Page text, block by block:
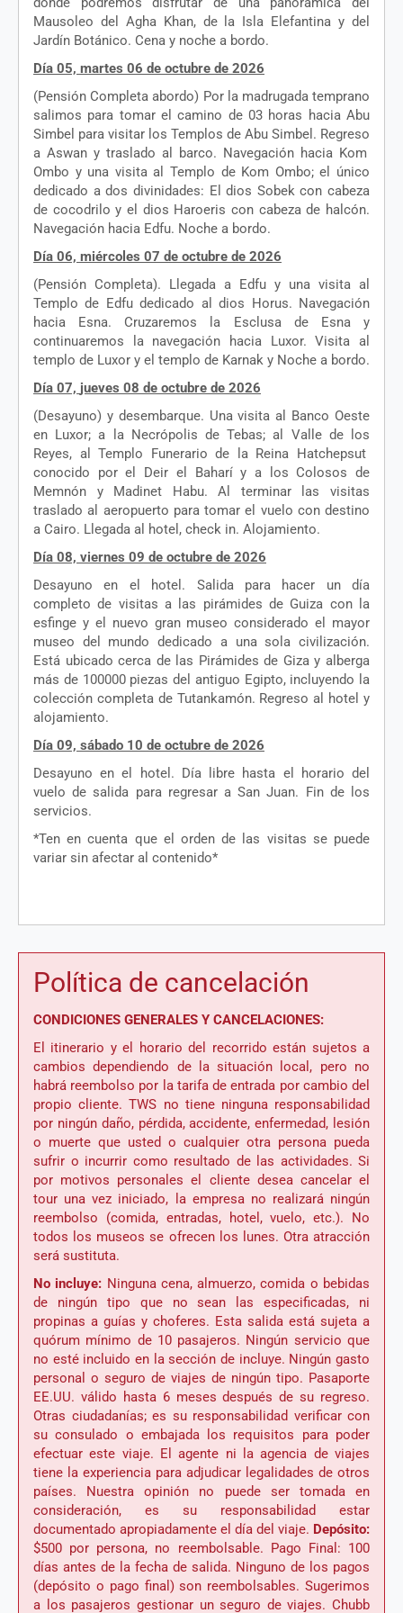
Mausoleo del Agha Khan, de la Isla Elefantina y del
Jardín Botánico. Cena y noche a bordo.
Día 05, martes 06 de octubre de 2026
(Pensión Completa abordo) Por la madrugada temprano
salimos para tomar el camino de 03 horas haciaAbu
Simbel para visitar los Templos de Abu Simbel. Regreso
a Aswan y traslado al barco. Navegación hacia Kom
Ombo y una visitaalTemplo de Kom Ombo;el
único
dedicado a dos divinidades: Eldios Sobek con cabeza
de cocodrilo yel dios Haroeris con cabeza de halcón.
Navegación hacia Edfu. Noche a bordo.
Día 06, miércoles 07 de octubre de 2026
(Pensión Completa). Llegada a Edfu y una visita al
Templo de Edfu dedicado aldios Horus. Navegación
hacia
Esna. Cruzaremos la Esclusade Esnay
continuaremos la navegación hacia Luxor.Visita al
templo de Luxor y el templo de Karnak y Noche a bordo.
Día 07, jueves 08 de octubre de 2026
(Desayuno) y desembarque. Unavisita al Banco Oeste
en Luxor; a la Necrópolis deTebas; al Valle de
los
Reyes, al Templo Funerario de la Reina Hatchepsut
conocido
por el Deir el Baharíy a los Colosos de
Memnón y Madinet Habu. Al terminarlasvisitas
traslado al aeropuerto para tomar el vuelo con destino
a Cairo. Llegada al hotel, check in. Alojamiento.
Día 08, viernes 09 de octubre de 2026
Desayuno
en el hotel. Salida para hacer un día
completo de visitas a las pirámides de Guiza con la
esfinge y el nuevo gran museo considerado el
mayor
museo del mundo dedicado a unasolacivilización.
Está ubicado cerca de las Pirámides de Giza yalberga
más de 100000 piezas del antiguo Egipto, incluyendo la
colección completade Tutankamón. Regreso al hotel y
alojamiento.
Día 09, sábado 10 de octubre de 2026
Desayuno en el hotel. Día libre hasta el horario del
vuelo desalida para regresar a San Juan. Fin de los
servicios.
*Tenen cuenta que el orden de las visitas se puede
variar sin afectar al contenido*
Política de cancelación
CONDICIONES GENERALES Y CANCELACIONES:
El itinerario y el horario del recorrido están sujetos a
cambios dependiendo de la situación local, pero no
habrá reembolso por la tarifa de entrada por cambio del
propio cliente. TWS no tiene ninguna responsabilidad
por ningún daño, pérdida, accidente, enfermedad, lesión
o muerte que usted o cualquier otra persona pueda
sufrir o incurrir como resultado de las actividades. Si
por motivos personales el cliente desea cancelar el
tour una vez iniciado, la empresa no realizará ningún
reembolso (comida, entradas, hotel, vuelo, etc.). No
todos los museos se ofrecen los lunes. Otra atracción
será sustituta.
No incluye: Ninguna cena, almuerzo, comida o bebidas
de ningún tipo que no sean las especificadas, ni
propinas a guías y choferes. Esta salida está sujeta a
quórum mínimo de 10 pasajeros. Ningún servicio que
no esté incluido en la sección de incluye. Ningún gasto
personal o seguro de viajes de ningún tipo. Pasaporte
EE.UU. válido hasta 6 meses después de su regreso.
Otras ciudadanías; es su responsabilidad verificar con
su consulado o embajada los requisitos para poder
efectuar este viaje. El agente ni la agencia de viajes
tiene la experiencia para adjudicar legalidades de otros
países. Nuestra opinión no puede ser tomada en
consideración, es su responsabilidad estar
documentado apropiadamente el día del viaje. Depósito:
$500 por persona, no reembolsable. Pago Final: 100
días antes de la fecha de salida. Ninguno de los pagos
(depósito o pago final) son reembolsables. Sugerimos
a los pasajeros gestionar un seguro de viajes. Chubb